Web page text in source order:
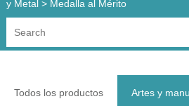
y Metal> Medalla al Mérito
Todos los productos Artes y